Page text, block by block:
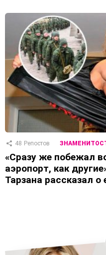
48 Репостов
«Сразу же побежал
аэропорт, как
Тарзана рассказал